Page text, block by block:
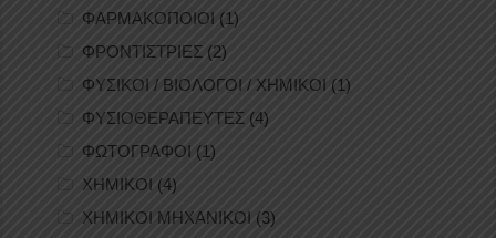
ΦΑΡΜΑΚΟΠΟΙΟΙ (1)
ΦΡΟΝΤΙΣΤΡΙΕΣ (2)
ΦΥΣΙΚΟΙ / ΒΙΟΛΟΓΟΙ / ΧΗΜΙΚΟΙ (1)
ΦΥΣΙΟΘΕΡΑΠΕΥΤΕΣ (4)
ΦΩΤΟΓΡΑΦΟΙ (1)
ΧΗΜΙΚΟΙ (4)
ΧΗΜΙΚΟΙ ΜΗΧΑΝΙΚΟΙ (3)